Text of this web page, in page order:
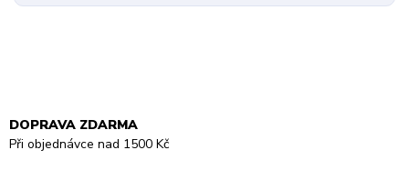
DOPRAVA ZDARMA
Při objednávce nad 1500 Kč